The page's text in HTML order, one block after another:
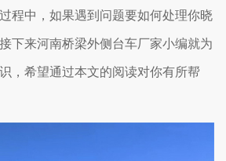
程中，如果遇到问题要如何处理你晓
下来河南桥梁外侧台车厂家小编就为
，希望通过本文的阅读对你有所帮